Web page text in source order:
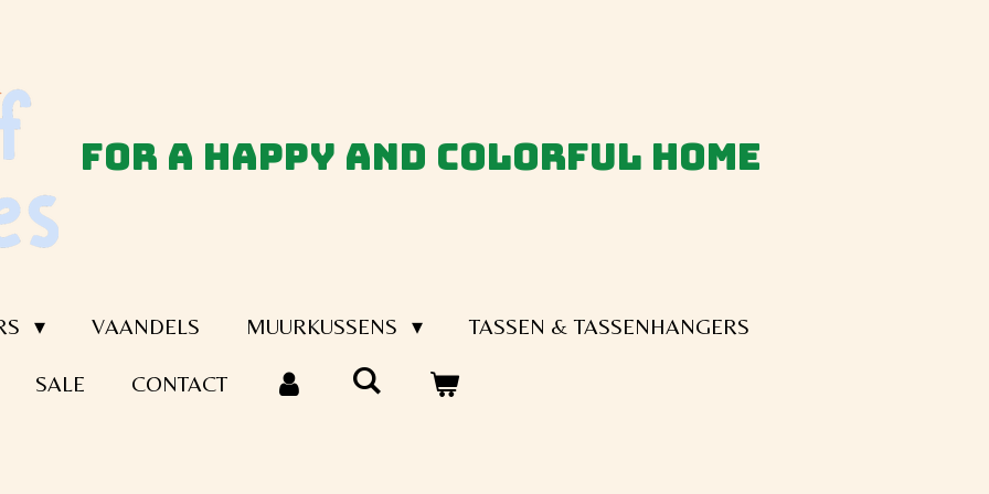
for a happy and colorful home
VAANDELS MUURKUSSENS TASSEN & TASSENHANGERS
SALE CONTACT